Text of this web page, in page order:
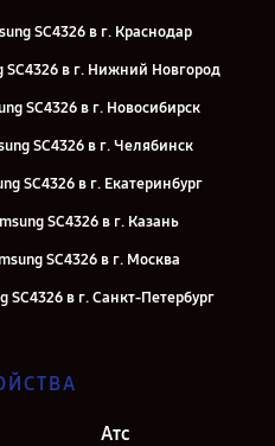
SC4326 в г. Краснодар
SC4326 в г. Нижний Новгород
SC4326 в г. Новосибирск
SC4326 в г. Челябинск
SC4326 в г. Екатеринбург
SC4326 в г. Казань
SC4326 в г. Москва
SC4326 в г. Санкт-Петербург
Атс